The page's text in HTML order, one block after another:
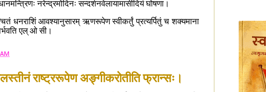
नरेन्द्रमोदिनः सन्दर्शनवेलायामासीदियं घोषणा।
धनराशिं आवश्यानुसारम् ऋणरूपेण स्वीकर्तुं प्रत्यर्पितुं च शक्यमाना
एल् ओ सी।
राष्ट्ररूपेण अङ्गीकरोतीति फ्रान्सः।